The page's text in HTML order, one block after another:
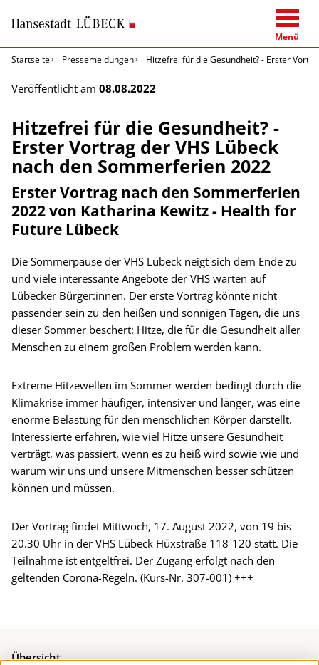
Menü
Startseite
Pressemeldungen Hitzefrei für die Gesundheit? - Erster
Veröffentlicht am 08.08.2022
Hitzefrei für die Gesundheit? -
Erster Vortrag der VHS Lübeck
nach den Sommerferien 2022
Erster Vortrag nach den Sommerferien
2022 von Katharina Kewitz - Health for
Future Lübeck
Die Sommerpause der VHS Lübeck neigt sich dem Ende zu
und viele interessante Angebote der VHS warten auf
Lübecker Bürger:innen. Der erste Vortrag könnte nicht
passender sein zu den heißen und sonnigen Tagen, die uns
dieser Sommer beschert: Hitze, die für die Gesundheit aller
Menschen zu einem großen Problem werden kann.
Extreme Hitzewellen im Sommer werden bedingt durch die
Klimakrise immer häufiger, intensiver und länger, was eine
enorme Belastung für den menschlichen Körper darstellt.
Interessierte erfahren, wie viel Hitze unsere Gesundheit
verträgt, was passiert, wenn es zu heiß wird sowie wie und
warum wir uns und unsere Mitmenschen besser schützen
können und müssen.
Der Vortrag findet Mittwoch, 17. August 2022, von 19 bis
20.30 Uhr in der VHS Lübeck Hüxstraße 118-120 statt. Die
Teilnahme ist entgeltfrei. Der Zugang erfolgt nach den
geltenden Corona-Regeln. (Kurs-Nr. 307-001) +++
Übersicht